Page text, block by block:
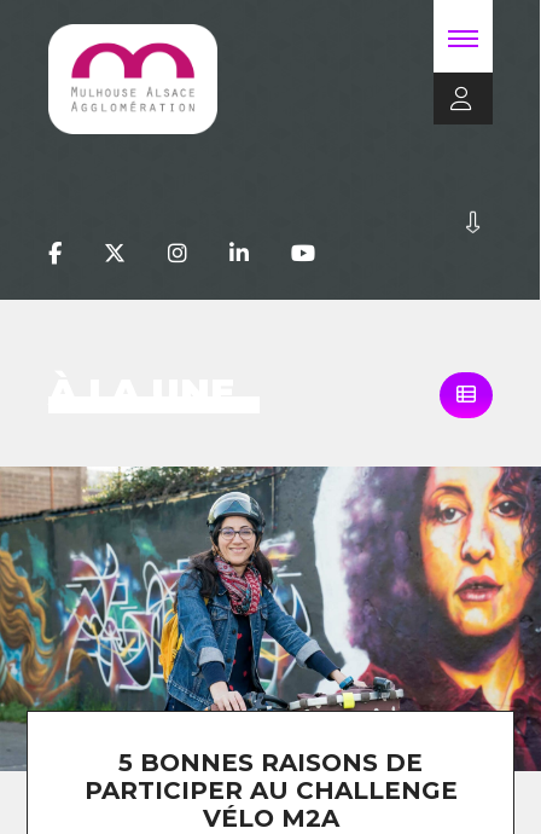
5 BONNES RAISONS DE
PARTICIPER AU CHALLENGE
VÉLO M2A